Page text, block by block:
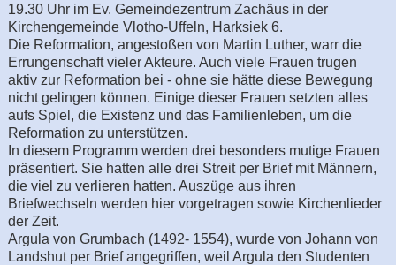
19.30 Uhr im Ev. Gemeindezentrum Zachäus in der
Kirchengemeinde Vlotho-Uffeln, Harksiek 6.
Die Reformation, angestoßen von Martin Luther, warr die
Errungenschaft vieler Akteure. Auch viele Frauen trugen
aktiv zur Reformation bei - ohne sie hätte diese Bewegung
nicht gelingen können. Einige dieser Frauen setzten alles
aufs Spiel, die Existenz und das Familienleben, um die
Reformation zu unterstützen.
In diesem Programm werden drei besonders mutige Frauen
präsentiert. Sie hatten alle drei Streit per Brief mit Männern,
die viel zu verlieren hatten. Auszüge aus ihren
Briefwechseln werden hier vorgetragen sowie Kirchenlieder
der Zeit.
Argula von Grumbach (1492- 1554), wurde von Johann von
Landshut per Brief angegriffen, weil Argula den Studenten